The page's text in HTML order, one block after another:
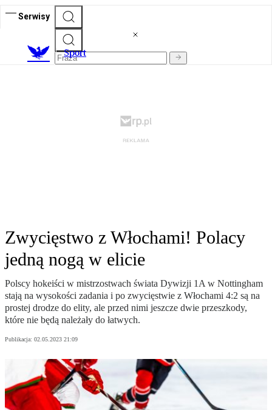
Serwisy
Sport
Zwycięstwo z Włochami! Polacy
jedną nogą w elicie
Polscy hokeiści w mistrzostwach świata Dywizji 1A w Nottingham
stają na wysokości zadania i po zwycięstwie z Włochami 4:2 są na
prostej drodze do elity, ale przed nimi jeszcze dwie przeszkody,
które nie będą należały do łatwych.
Publikacja: 02.05.2023 21:09